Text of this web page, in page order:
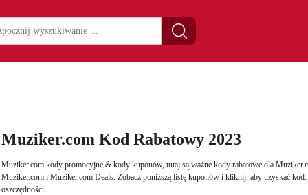
Muziker.com Kod Rabatowy 2023
Muziker.com kody promocyjne & kody kuponów, tutaj są ważne kody rabatowe dla
Muziker.com i Muziker.com Deals. Zobacz poniższą listę kuponów i kliknij, aby uzyskać
oszczędności